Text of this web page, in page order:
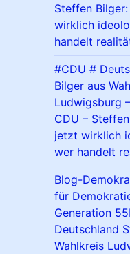
Steffen
wirklich
handelt
#CDU #
Bilger aus
Ludwigsburg
CDU –
jetzt wirklich
wer handelt
Blog-
für
Generation
Deutschland
Wahlkreis